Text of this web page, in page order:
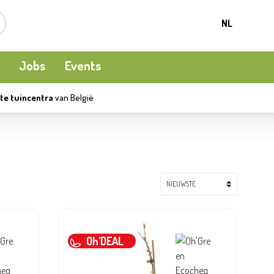
NL
Jobs Events
Kamerplanten
Kooi-en natuurvogels
Terrasverwarming
tuincentra van België
Oh'DEAL